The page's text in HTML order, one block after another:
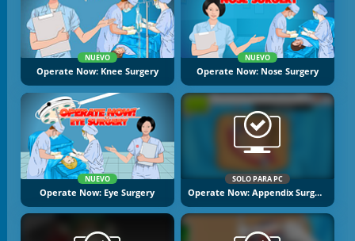
NUEVO
Operate Now: Knee Surgery
NUEVO
Operate Now: Nose Surgery
NUEVO
Operate Now: Eye Surgery
SOLO PARA PC
Operate Now: Appendix Surgery